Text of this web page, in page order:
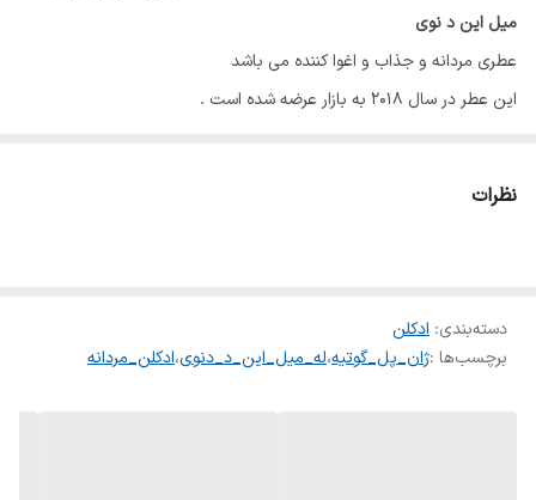
میل این د نوی
عطری مردانه و جذاب و اغوا کننده می باشد
این عطر در سال 2018 به بازار عرضه شده است .
عنبر اشاره کرد.
سال عرضه
2018
نظرات
دسته‌بندی: ادکلن
برچسب‌ها :ژان_پل_گوتیه،له_میل_این_د_دنوی،ادکلن_مردانه